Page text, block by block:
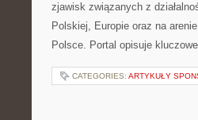
zjawisk związanych z
Polskiej, Europie oraz na
Polsce. Portal opisuje
CATEGORIES: ARTYKUŁY